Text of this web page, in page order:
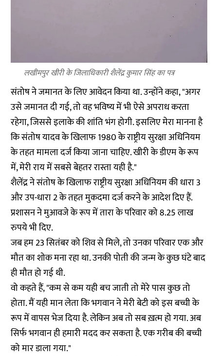
लखीमपुर खीरी के जिलाधिकारी शैलेंद्र कुमार सिंह का पत्र
संतोष ने जमानत के लिए आवेदन किया था. उन्होंने कहा, "अगर
उसे जमानत दी गई, तो वह भविष्य में भी ऐसे अपराध करता
रहेगा, जिससे इलाके की शांति भंग होगी. इसलिए मेरा मानना है
कि संतोष यादव के खिलाफ 1980 के राष्ट्रीय सुरक्षा अधिनियम
के तहत मामला दर्ज किया जाना चाहिए. खीरी के डीएम के रूप
में, मेरी राय में सबसे बेहतर रास्ता यही है."
शैलेंद्र ने संतोष के खिलाफ राष्ट्रीय सुरक्षा अधिनियम की धारा 3
और उप-धारा 2 के तहत मुकदमा दर्ज करने के आदेश दिए हैं.
प्रशासन ने मुआवजे के रूप में तारा के परिवार को 8.25 लाख
रुपये भी दिए.
जब हम 23 सितंबर को शिव से मिले, तो उनका परिवार एक और
मौत का शोक मना रहा था. उनकी पोती की जन्म के कुछ घंटे बाद
ही मौत हो गई थी.
वो कहते हैं, "कम से कम यही बच जाती तो मेरे पास कुछ तो
होता. मैं यही मान लेता कि भगवान ने मेरी बेटी को इस बच्ची के
रूप में वापस भेज दिया है. लेकिन अब तो सब ख़त्म हो गया. अब
सिर्फ भगवान ही हमारी मदद कर सकता है. एक गरीब की बच्ची
को मार डाला गया."